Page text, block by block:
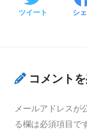
ツイート シ
コメント
メールアドレスが
る欄は必須項目で